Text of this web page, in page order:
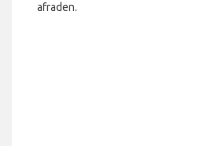
afraden.